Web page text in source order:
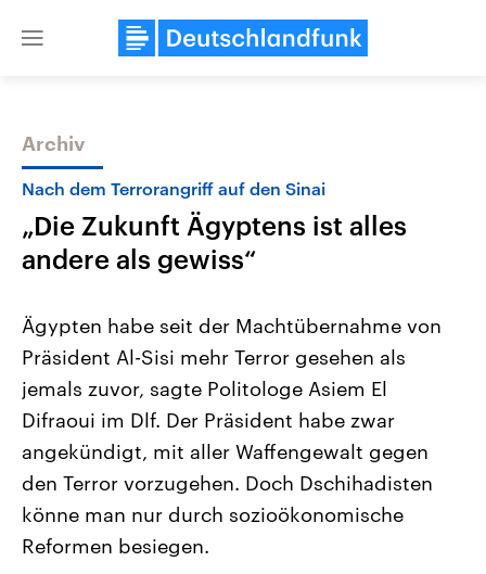
Close
Themen
Landtagswahl Sachsen-Anhalt
2026
Alle Informationen
Sachsen-Anhalt wählt am 6.
September 2026 einen neuen
Landtag. Seit 2021 wird das
Bundesland von einer Koalition aus
CDU, SPD und FDP regiert.-
Umfragen, Prognosen,
Wahlprogramme, aktuelle Berichte
und Hintergründe zu den Parteien
USA
Aktuelle Beiträge,
Hintergründe
Wirtschaftlich und
gehören die Vereinigten
den mächtigsten Ländern
mit großem Einfluss auf
Sendungen Programm
Archiv
Nach dem Terrorangriff auf den Sinai
„Die Zukunft Ägyptens ist alles
andere als gewiss“
Ägypten habe seit der Machtübernahme von
Präsident Al-Sisi mehr Terror gesehen als
jemals zuvor, sagte Politologe Asiem El
Difraoui im Dlf. Der Präsident habe zwar
angekündigt, mit aller Waffengewalt gegen
den Terror vorzugehen. Doch Dschihadisten
könne man nur durch sozioökonomische
Reformen besiegen.